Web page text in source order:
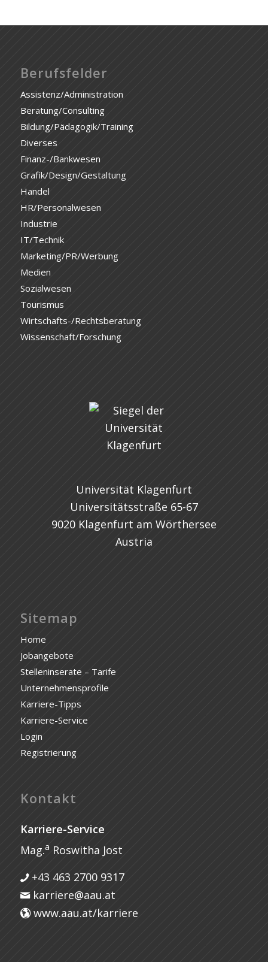
Berufsfelder
Assistenz/Administration
Beratung/Consulting
Bildung/Pädagogik/Training
Diverses
Finanz-/Bankwesen
Grafik/Design/Gestaltung
Handel
HR/Personalwesen
Industrie
IT/Technik
Marketing/PR/Werbung
Medien
Sozialwesen
Tourismus
Wirtschafts-/Rechtsberatung
Wissenschaft/Forschung
Universität Klagenfurt
Universitätsstraße 65-67
9020 Klagenfurt am Wörthersee
Austria
Sitemap
Home
Jobangebote
Stelleninserate – Tarife
Unternehmensprofile
Karriere-Tipps
Karriere-Service
Login
Registrierung
Kontakt
Karriere-Service
Mag.a Roswitha Jost
+43 463 2700 9317
karriere@aau.at
www.aau.at/karriere